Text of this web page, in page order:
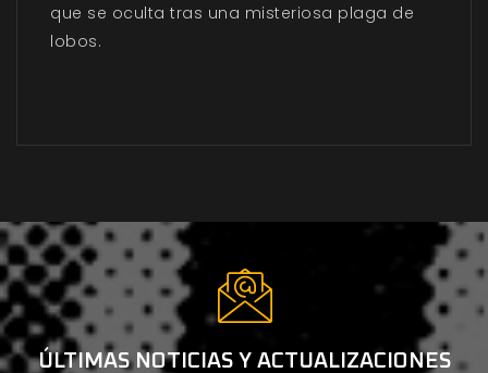
que se oculta tras una misteriosa plaga de
lobos.
ÚLTIMAS NOTICIAS Y ACTUALIZACIONES